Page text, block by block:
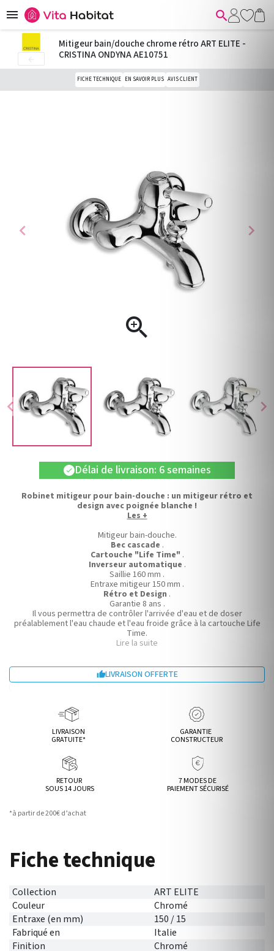
 
chevron_left chevron_right
chevron_left

chevron_right
Mitigeur bain/douche chrome rétro ART ELITE -
CRISTINA ONDYNA AE10751
FICHE TECHNIQUE EN SAVOIR PLUS AVIS CLIENT
check Délai de livraison: 6 semaines
Robinet mitigeur pour bain-douche : un mitigeur rétro et
design avec poignée blanche !
Les +
Mitigeur bain-douche.
Bec cascade .
Cartouche "Life Time" .
Inverseur automatique .
Saillie 160 mm .
Entraxe mitigeur 150 mm .
Rétro et Design .
Garantie 8 ans .
Il vous permettra de contrôler l'arrivée d'eau et de doser
préalablement l'eau chaude et l'eau froide grâce à la cartouche Life
Time.
Deux arrivées d'eau .
Lire la suite
LIVRAISON OFFERTE
LIVRAISON
GRATUITE*
GARANTIE
CONSTRUCTEUR
RETOUR
SOUS 14 JOURS
7 MODES DE
PAIEMENT SÉCURISÉ
*à partir de 200€ d’achat
Fiche technique
Collection
ART ELITE
Couleur
Chromé
Entraxe (en mm)
150 / 15
Fabriqué en
Italie
Finition
Chromé